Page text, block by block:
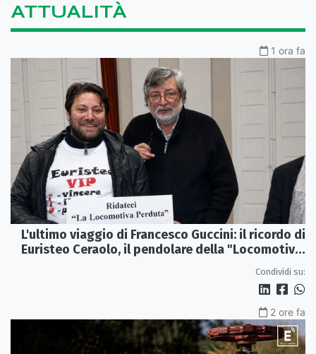
ATTUALITÀ
1 ora fa
L'ultimo viaggio di Francesco Guccini: il ricordo di
Euristeo Ceraolo, il pendolare della "Locomotiva
Condividi su:
2 ore fa